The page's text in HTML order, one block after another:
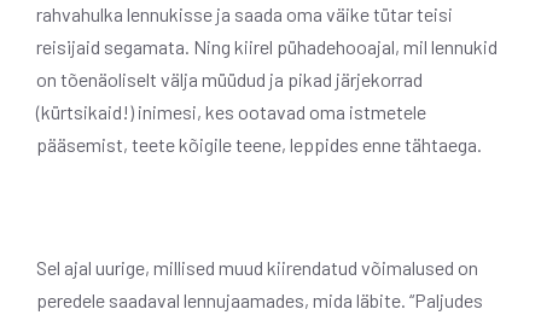
rahvahulka lennukisse ja saada oma väike tütar teisi
reisijaid segamata. Ning kiirel pühadehooajal, mil lennukid
on tõenäoliselt välja müüdud ja pikad järjekorrad
(kürtsikaid!) inimesi, kes ootavad oma istmetele
pääsemist, teete kõigile teene, leppides enne tähtaega.
Sel ajal uurige, millised muud kiirendatud võimalused on
peredele saadaval lennujaamades, mida läbite. “Paljudes